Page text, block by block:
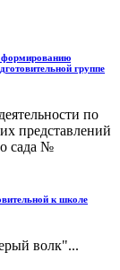
формированию
группе
по
представлений
сада №
к школе
волк"...